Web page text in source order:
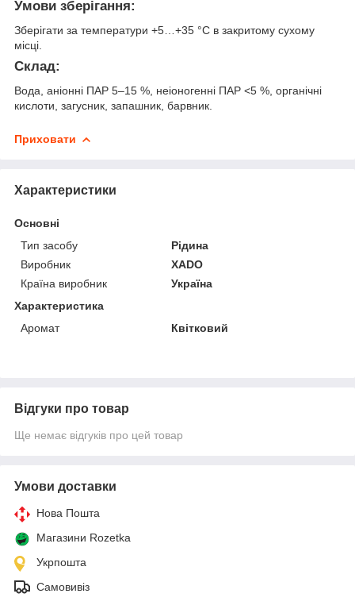
Умови зберігання:
Зберігати за температури +5…+35 °С в закритому сухому
місці.
Склад:
Вода, аніонні ПАР 5–15 %, неіоногенні ПАР <5 %, органічні
кислоти, загусник, запашник, барвник.
Приховати
Характеристики
Основні
Тип засобу
Рідина
Виробник
ХАDО
Країна виробник
Україна
Характеристика
Аромат
Квітковий
Відгуки про товар
Ще немає відгуків про цей товар
Умови доставки
Нова Пошта
Магазини Rozetka
Укрпошта
Самовивіз